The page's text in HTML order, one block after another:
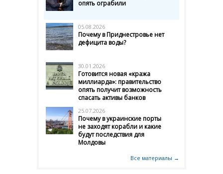
опять ограбили
05.08.2026
Почему в Приднестровье нет
дефицита воды?
30.01.2026
Готовится новая «кража
миллиарда»: правительство
опять получит возможность
спасать активы банков
25.07.2026
Почему в украинские порты
не заходят корабли и какие
будут последствия для
Молдовы
Все материалы →